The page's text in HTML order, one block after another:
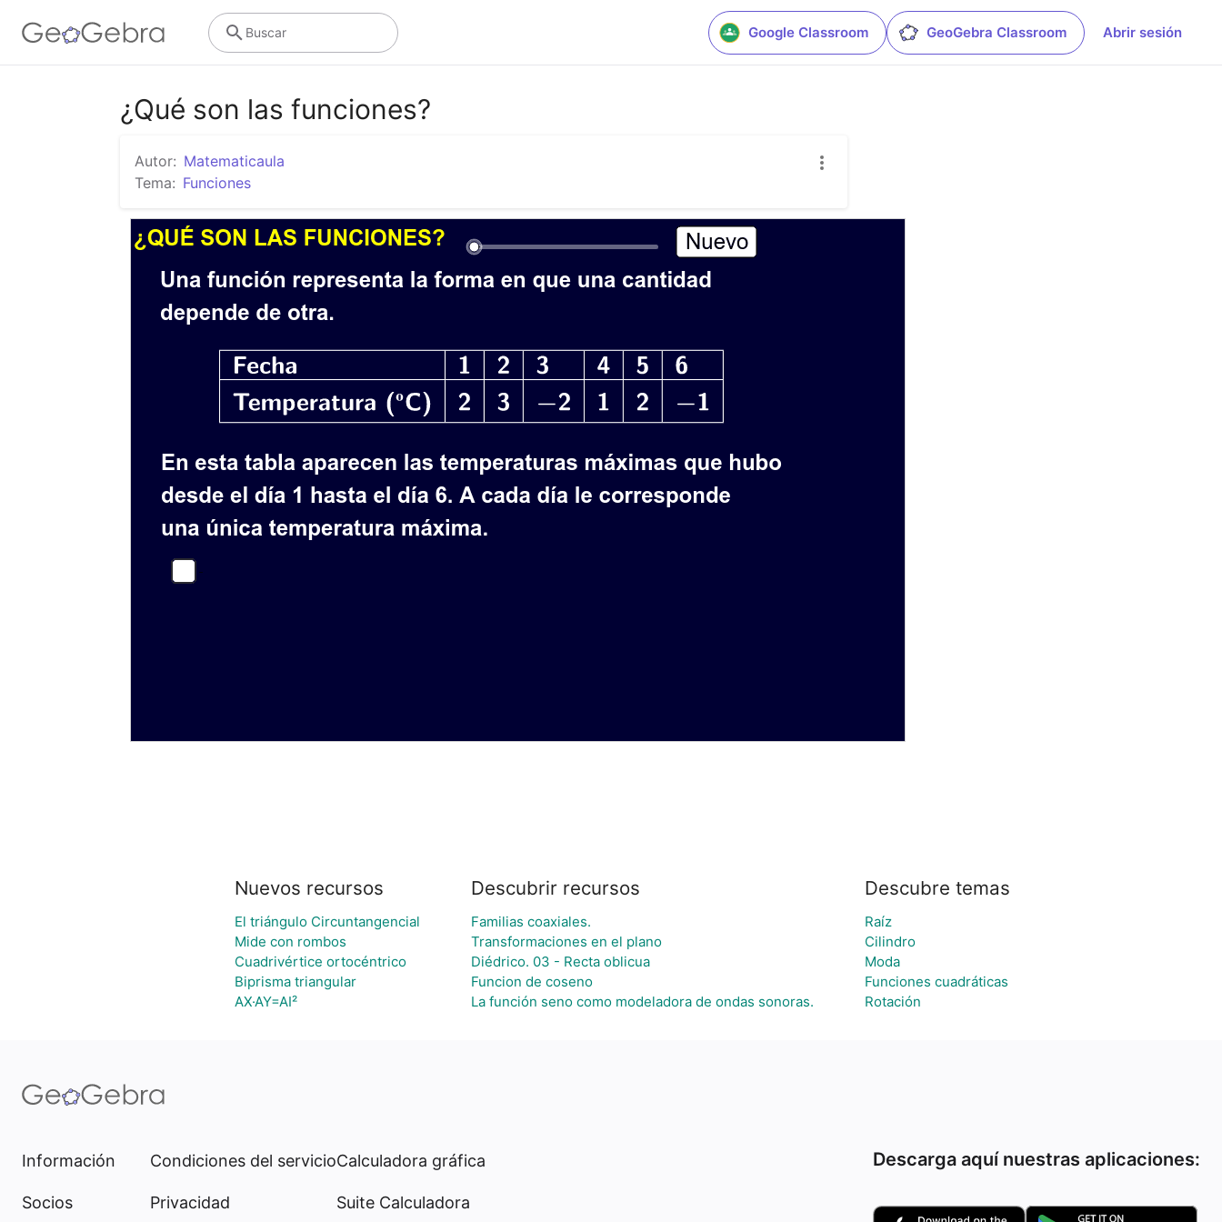
Google Classroom GeoGebra Classroom Abrir sesión
Buscar
¿Qué son las funciones?
Autor: Matematicaula
Tema: Funciones
Nuevos recursos
El triángulo Circuntangencial
Mide con rombos
Cuadrivértice ortocéntrico
Biprisma triangular
AX·AY=AI²
Descubrir recursos
Familias coaxiales.
Transformaciones en el plano
Diédrico. 03 - Recta oblicua
Funcion de coseno
La función seno como modeladora de ondas sonoras.
Descubre temas
Raíz
Cilindro
Moda
Funciones cuadráticas
Rotación
Información
Socios
Condiciones del servicio
Privacidad
Calculadora gráfica
Suite Calculadora
Descarga aquí nuestras aplicaciones: